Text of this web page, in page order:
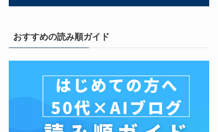
おすすめの読み順ガイド